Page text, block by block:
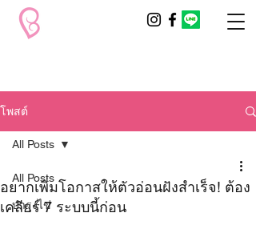
โพสต์
All Posts
บำรุงไข่
All Posts
อยากเพิ่มโอกาสให้ตัวอ่อนฝังสำเร็จ! ต้อง
เคลียร์ 7 ระบบนี้ก่อน